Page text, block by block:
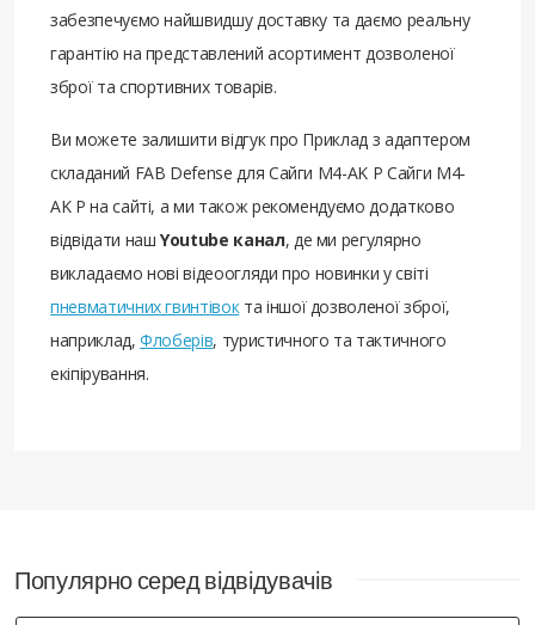
забезпечуємо найшвидшу доставку та даємо реальну
гарантію на представлений асортимент дозволеної
зброї та спортивних товарів.
Ви можете залишити відгук про Приклад з адаптером
складаний FAB Defense для Сайги M4-AK P Сайги M4-
AK P на сайті, а ми також рекомендуємо додатково
відвідати нашYoutube канал, де ми регулярно
викладаємо нові відеоогляди про новинки у світі
пневматичних гвинтівокта іншої дозволеної зброї,
наприклад,Флоберів, туристичного та тактичного
екіпірування.
Популярно серед відвідувачів